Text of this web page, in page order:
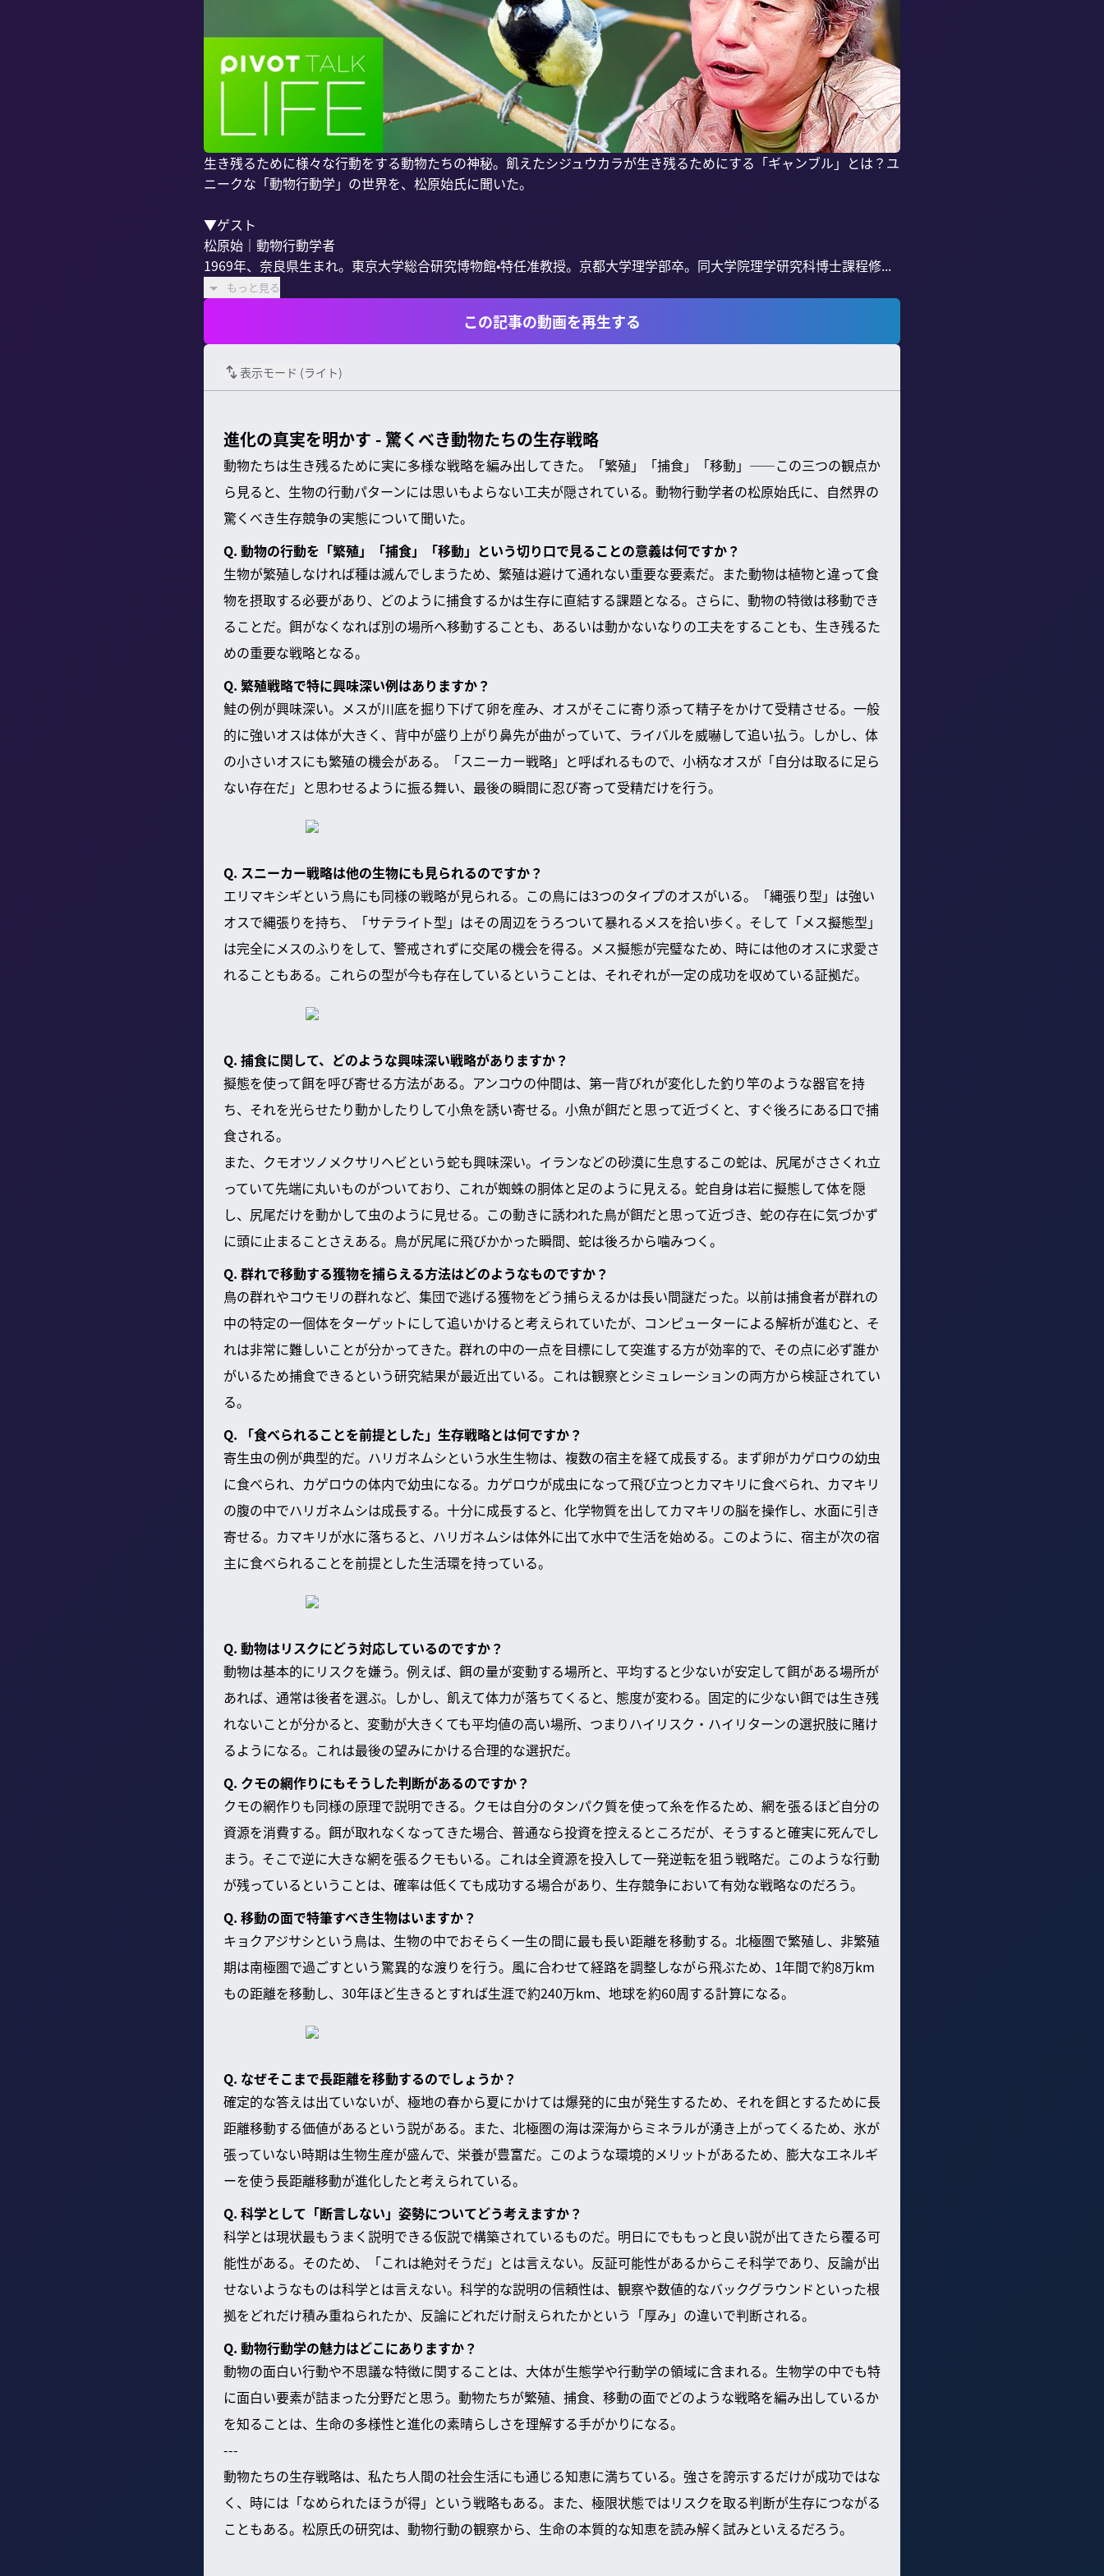
生き残るために様々な行動をする動物たちの神秘。飢えたシジュウカラが生き残るためにする「ギャンブル」とは？ユ
ニークな「動物行動学」の世界を、松原始氏に聞いた。
▼ゲスト
松原始｜動物行動学者
1969年、奈良県生まれ。東京大学総合研究博物館•特任准教授。京都大学理学部卒。同大学院理学研究科博士課程修...
もっと見る
この記事の動画を再生する
表示モード (ライト)
進化の真実を明かす - 驚くべき動物たちの生存戦略
動物たちは生き残るために実に多様な戦略を編み出してきた。「繁殖」「捕食」「移動」——この三つの観点か
ら見ると、生物の行動パターンには思いもよらない工夫が隠されている。動物行動学者の松原始氏に、自然界の
驚くべき生存競争の実態について聞いた。
Q. 動物の行動を「繁殖」「捕食」「移動」という切り口で見ることの意義は何ですか？
生物が繁殖しなければ種は滅んでしまうため、繁殖は避けて通れない重要な要素だ。また動物は植物と違って食
物を摂取する必要があり、どのように捕食するかは生存に直結する課題となる。さらに、動物の特徴は移動でき
ることだ。餌がなくなれば別の場所へ移動することも、あるいは動かないなりの工夫をすることも、生き残るた
めの重要な戦略となる。
Q. 繁殖戦略で特に興味深い例はありますか？
鮭の例が興味深い。メスが川底を掘り下げて卵を産み、オスがそこに寄り添って精子をかけて受精させる。一般
的に強いオスは体が大きく、背中が盛り上がり鼻先が曲がっていて、ライバルを威嚇して追い払う。しかし、体
の小さいオスにも繁殖の機会がある。「スニーカー戦略」と呼ばれるもので、小柄なオスが「自分は取るに足ら
ない存在だ」と思わせるように振る舞い、最後の瞬間に忍び寄って受精だけを行う。
Q. スニーカー戦略は他の生物にも見られるのですか？
エリマキシギという鳥にも同様の戦略が見られる。この鳥には3つのタイプのオスがいる。「縄張り型」は強い
オスで縄張りを持ち、「サテライト型」はその周辺をうろついて暴れるメスを拾い歩く。そして「メス擬態型」
は完全にメスのふりをして、警戒されずに交尾の機会を得る。メス擬態が完璧なため、時には他のオスに求愛さ
れることもある。これらの型が今も存在しているということは、それぞれが一定の成功を収めている証拠だ。
Q. 捕食に関して、どのような興味深い戦略がありますか？
擬態を使って餌を呼び寄せる方法がある。アンコウの仲間は、第一背びれが変化した釣り竿のような器官を持
ち、それを光らせたり動かしたりして小魚を誘い寄せる。小魚が餌だと思って近づくと、すぐ後ろにある口で捕
食される。
また、クモオツノメクサリヘビという蛇も興味深い。イランなどの砂漠に生息するこの蛇は、尻尾がささくれ立
っていて先端に丸いものがついており、これが蜘蛛の胴体と足のように見える。蛇自身は岩に擬態して体を隠
し、尻尾だけを動かして虫のように見せる。この動きに誘われた鳥が餌だと思って近づき、蛇の存在に気づかず
に頭に止まることさえある。鳥が尻尾に飛びかかった瞬間、蛇は後ろから噛みつく。
Q. 群れで移動する獲物を捕らえる方法はどのようなものですか？
鳥の群れやコウモリの群れなど、集団で逃げる獲物をどう捕らえるかは長い間謎だった。以前は捕食者が群れの
中の特定の一個体をターゲットにして追いかけると考えられていたが、コンピューターによる解析が進むと、そ
れは非常に難しいことが分かってきた。群れの中の一点を目標にして突進する方が効率的で、その点に必ず誰か
がいるため捕食できるという研究結果が最近出ている。これは観察とシミュレーションの両方から検証されてい
る。
Q. 「食べられることを前提とした」生存戦略とは何ですか？
寄生虫の例が典型的だ。ハリガネムシという水生生物は、複数の宿主を経て成長する。まず卵がカゲロウの幼虫
に食べられ、カゲロウの体内で幼虫になる。カゲロウが成虫になって飛び立つとカマキリに食べられ、カマキリ
の腹の中でハリガネムシは成長する。十分に成長すると、化学物質を出してカマキリの脳を操作し、水面に引き
寄せる。カマキリが水に落ちると、ハリガネムシは体外に出て水中で生活を始める。このように、宿主が次の宿
主に食べられることを前提とした生活環を持っている。
Q. 動物はリスクにどう対応しているのですか？
動物は基本的にリスクを嫌う。例えば、餌の量が変動する場所と、平均すると少ないが安定して餌がある場所が
あれば、通常は後者を選ぶ。しかし、飢えて体力が落ちてくると、態度が変わる。固定的に少ない餌では生き残
れないことが分かると、変動が大きくても平均値の高い場所、つまりハイリスク・ハイリターンの選択肢に賭け
るようになる。これは最後の望みにかける合理的な選択だ。
Q. クモの網作りにもそうした判断があるのですか？
クモの網作りも同様の原理で説明できる。クモは自分のタンパク質を使って糸を作るため、網を張るほど自分の
資源を消費する。餌が取れなくなってきた場合、普通なら投資を控えるところだが、そうすると確実に死んでし
まう。そこで逆に大きな網を張るクモもいる。これは全資源を投入して一発逆転を狙う戦略だ。このような行動
が残っているということは、確率は低くても成功する場合があり、生存競争において有効な戦略なのだろう。
Q. 移動の面で特筆すべき生物はいますか？
キョクアジサシという鳥は、生物の中でおそらく一生の間に最も長い距離を移動する。北極圏で繁殖し、非繁殖
期は南極圏で過ごすという驚異的な渡りを行う。風に合わせて経路を調整しながら飛ぶため、1年間で約8万km
もの距離を移動し、30年ほど生きるとすれば生涯で約240万km、地球を約60周する計算になる。
Q. なぜそこまで長距離を移動するのでしょうか？
確定的な答えは出ていないが、極地の春から夏にかけては爆発的に虫が発生するため、それを餌とするために長
距離移動する価値があるという説がある。また、北極圏の海は深海からミネラルが湧き上がってくるため、氷が
張っていない時期は生物生産が盛んで、栄養が豊富だ。このような環境的メリットがあるため、膨大なエネルギ
ーを使う長距離移動が進化したと考えられている。
Q. 科学として「断言しない」姿勢についてどう考えますか？
科学とは現状最もうまく説明できる仮説で構築されているものだ。明日にでももっと良い説が出てきたら覆る可
能性がある。そのため、「これは絶対そうだ」とは言えない。反証可能性があるからこそ科学であり、反論が出
せないようなものは科学とは言えない。科学的な説明の信頼性は、観察や数値的なバックグラウンドといった根
拠をどれだけ積み重ねられたか、反論にどれだけ耐えられたかという「厚み」の違いで判断される。
Q. 動物行動学の魅力はどこにありますか？
動物の面白い行動や不思議な特徴に関することは、大体が生態学や行動学の領域に含まれる。生物学の中でも特
に面白い要素が詰まった分野だと思う。動物たちが繁殖、捕食、移動の面でどのような戦略を編み出しているか
を知ることは、生命の多様性と進化の素晴らしさを理解する手がかりになる。
---
動物たちの生存戦略は、私たち人間の社会生活にも通じる知恵に満ちている。強さを誇示するだけが成功ではな
く、時には「なめられたほうが得」という戦略もある。また、極限状態ではリスクを取る判断が生存につながる
こともある。松原氏の研究は、動物行動の観察から、生命の本質的な知恵を読み解く試みといえるだろう。